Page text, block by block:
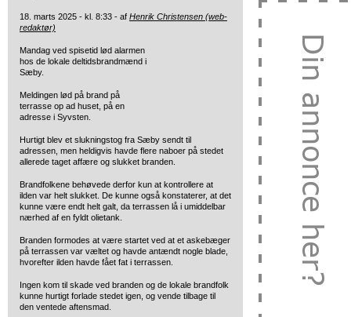
18. marts 2025 - kl. 8:33 - af Henrik Christensen (web-
redaktør)
Mandag ved spisetid lød alarmen
hos de lokale deltidsbrandmænd i
Sæby.
Meldingen lød på brand på
terrasse op ad huset, på en
adresse i Syvsten.
Hurtigt blev et slukningstog fra Sæby sendt til
adressen, men heldigvis havde flere naboer på stedet
allerede taget affære og slukket branden.
Brandfolkene behøvede derfor kun at kontrollere at
ilden var helt slukket. De kunne også konstaterer, at det
kunne være endt helt galt, da terrassen lå i umiddelbar
nærhed af en fyldt olietank.
Branden formodes at være startet ved at et askebæger
på terrassen var væltet og havde antændt nogle blade,
hvorefter ilden havde fået fat i terrassen.
Ingen kom til skade ved branden og de lokale brandfolk
kunne hurtigt forlade stedet igen, og vende tilbage til
den ventede aftensmad.